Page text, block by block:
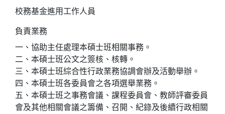
校務基金進用工作人員
負責業務
一、協助主任處理本碩士班相關事務。
二、本碩士班公文之簽核、核轉。
三、本碩士班綜合性行政業務協調會辦及活動舉辦。
四、本碩士班各委員會之各項選舉業務。
五、本碩士班之事務會議、課程委員會、教師評審委員
會及其他相關會議之籌備、召開、紀錄及後續行政相關